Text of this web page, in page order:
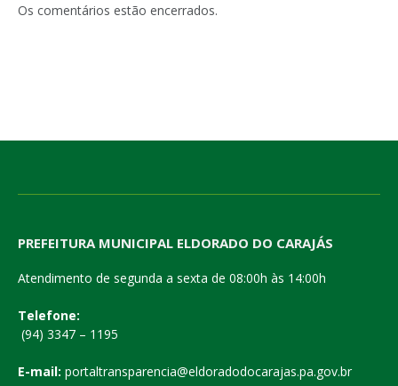
Os comentários estão encerrados.
PREFEITURA MUNICIPAL ELDORADO DO CARAJÁS
Atendimento de segunda a sexta de 08:00h às 14:00h
Telefone:
(94) 3347 – 1195
E-mail: portaltransparencia@eldoradodocarajas.pa.gov.br